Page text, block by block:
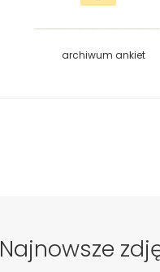
archiwum ankiet
Najnowsze